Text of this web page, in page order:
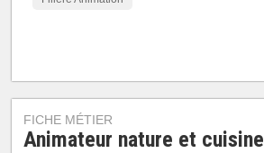
FICHE MÉTIER
Animateur nature et cuisine